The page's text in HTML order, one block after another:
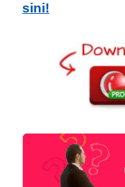
sini!